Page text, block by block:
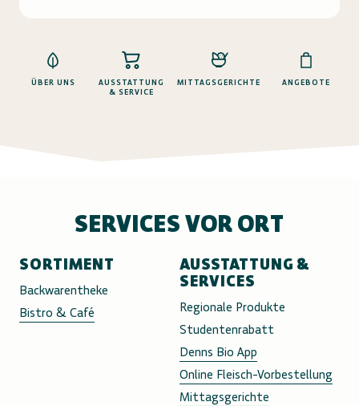
ÜBER UNS
AUSSTATTUNG
& SERVICE
MITTAGSGERICHTE ANGEBOTE
SERVICES VOR ORT
SORTIMENT
Backwarentheke
Bistro & Café
AUSSTATTUNG &
SERVICES
Regionale Produkte
Studentenrabatt
Denns Bio App
Online Fleisch-Vorbestellung
Mittagsgerichte